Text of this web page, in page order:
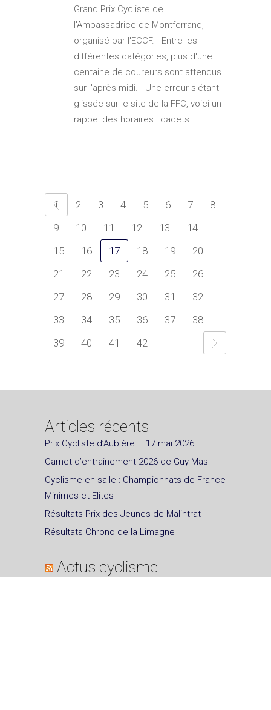
Grand Prix Cycliste de
l'Ambassadrice de Montferrand,
organisé par l'ECCF. Entre les
différentes catégories, plus d'une
centaine de coureurs sont attendus
sur l'après midi. Une erreur s'étant
glissée sur le site de la FFC, voici un
rappel des horaires : cadets...
1 2 3 4 5 6 7
8
9
10 11 12 13
14
15
16 17 18 19
20
21
22 23 24 25
26
27
28 29 30 31
32
33
34 35 36 37
38
39
40 41 42
Articles récents
Prix Cycliste d’Aubière – 17 mai 2026
Carnet d’entrainement 2026 de Guy Mas
Cyclisme en salle : Championnats de France
Minimes et Elites
Résultats Prix des Jeunes de Malintrat
Résultats Chrono de la Limagne
Actus cyclisme